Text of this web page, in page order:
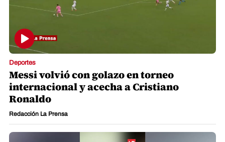
Deportes
Messi volvió con golazo en torneo
internacional y acecha a Cristiano
Ronaldo
Redacción La Prensa